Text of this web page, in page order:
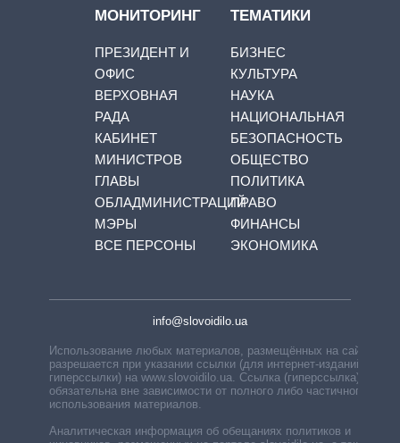
МОНИТОРИНГ
ПРЕЗИДЕНТ И
ОФИС
ВЕРХОВНАЯ
РАДА
КАБИНЕТ
МИНИСТРОВ
ГЛАВЫ
ОБЛАДМИНИСТРАЦИЙ
МЭРЫ
ВСЕ ПЕРСОНЫ
ТЕМАТИКИ
БИЗНЕС
КУЛЬТУРА
НАУКА
НАЦИОНАЛЬНАЯ
БЕЗОПАСНОСТЬ
ОБЩЕСТВО
ПОЛИТИКА
ПРАВО
ФИНАНСЫ
ЭКОНОМИКА
info@slovoidilo.ua
Использование любых материалов, размещённых на сайте,
разрешается при указании ссылки (для интернет-изданий —
гиперссылки) на www.slovoidilo.ua. Ссылка (гиперссылка)
обязательна вне зависимости от полного либо частичного
использования материалов.
Аналитическая информация об обещаниях политиков и